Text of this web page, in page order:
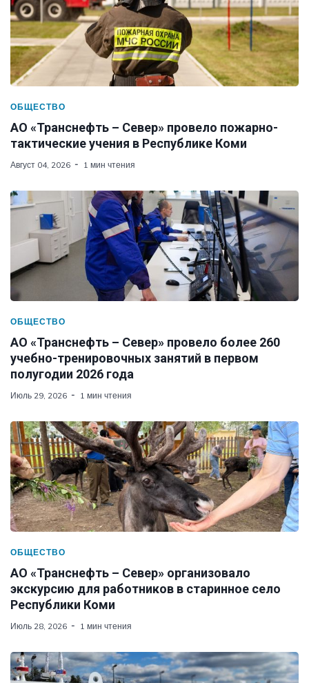
ОБЩЕСТВО
АО «Транснефть – Север» провело пожарно-
тактические учения в Республике Коми
Август 04, 2026 1 мин чтения
ОБЩЕСТВО
АО «Транснефть – Север» провело более 260
учебно-тренировочных занятий в первом
полугодии 2026 года
Июль 29, 2026 1 мин чтения
ОБЩЕСТВО
АО «Транснефть – Север» организовало
экскурсию для работников в старинное село
Республики Коми
Июль 28, 2026 1 мин чтения